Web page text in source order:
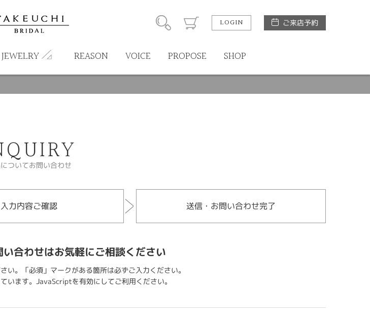
LOGIN ご来店予約
JEWELRY REASON VOICE PROPOSE SHOP
ついてお問い合わせ
入力内容ご確認 送信・お問い合わせ完了
合わせはお気軽にご相談ください
い。「必須」マークがある箇所は必ずご入力ください。
います。JavaScriptを有効にしてご利用ください。